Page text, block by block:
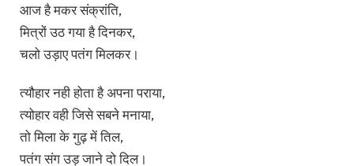
आज है मकर संक्रांति,
मित्रों उठ गया है दिनकर,
चलो उड़ाए पतंग मिलकर।
त्यौहार नही होता है अपना पराया,
त्योहार वही जिसे सबने मनाया,
तो मिला के गुढ़ में तिल,
पतंग संग उड़ जाने दो दिल।